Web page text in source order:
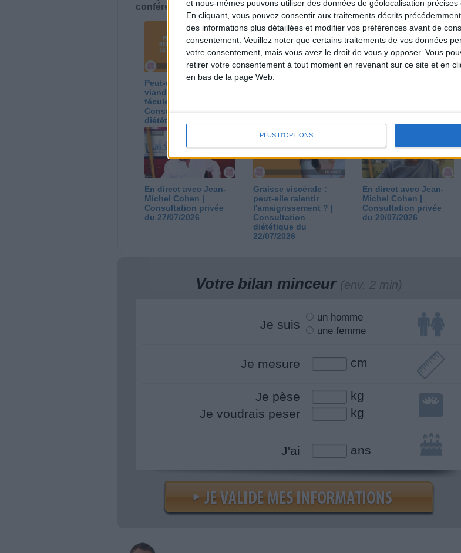
et nous-mêmes pouvons utiliser des données de géolocalisation précises
En cliquant, vous pouvez consentir aux traitements décrits
des informations plus détaillées et modifier vos préférences avant de
consentement. Veuillez noter que certains traitements de vos données
votre consentement, mais vous avez le droit de vous y opposer. Vous
retirer votre consentement à tout moment en revenant sur ce site et en
en bas de la page Web.
PLUS D'OPTIONS
conférences avec Jean-Michel et les diététiciennes du programme.
Peut-on remplacer la
viande par des
féculents ?
Consultation
diététique du
05/08/2026
Le plan à 1600
Consultation
Consultation
En direct avec Jean-
Michel Cohen |
Consultation privée
du 27/07/2026
Graisse viscérale :
peut-elle ralentir
l'amaigrissement ? |
Consultation
diététique du
22/07/2026
En direct avec Jean-
Michel Cohen |
Consultation privée
du 20/07/2026
Votre bilan minceur (env. 2 min)
Je suis
un homme
une femme
Je mesure cm
Je pèse
kg
Je voudrais peser
kg
J'ai ans